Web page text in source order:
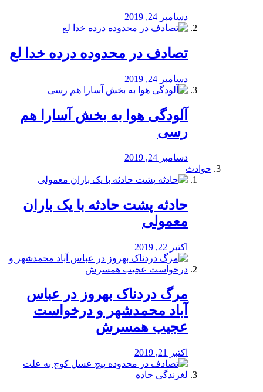
دسامبر 24, 2019
تصادف در محدوده درده خدا لع
دسامبر 24, 2019
آلودگی هوا به بخش آسارا هم
رسی
دسامبر 24, 2019
حوادث
️حادثه پشت حادثه با یک باران
معمولی
اکتبر 22, 2019
مرگ دردناک بهروز در عباس
آباد محمدشهر و درخواست
عجیب همسرش
اکتبر 21, 2019